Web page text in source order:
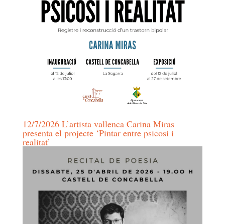
12/7/2026 L’artista vallenca Carina Miras
presenta el projecte ‘Pintar entre psicosi i
realitat’